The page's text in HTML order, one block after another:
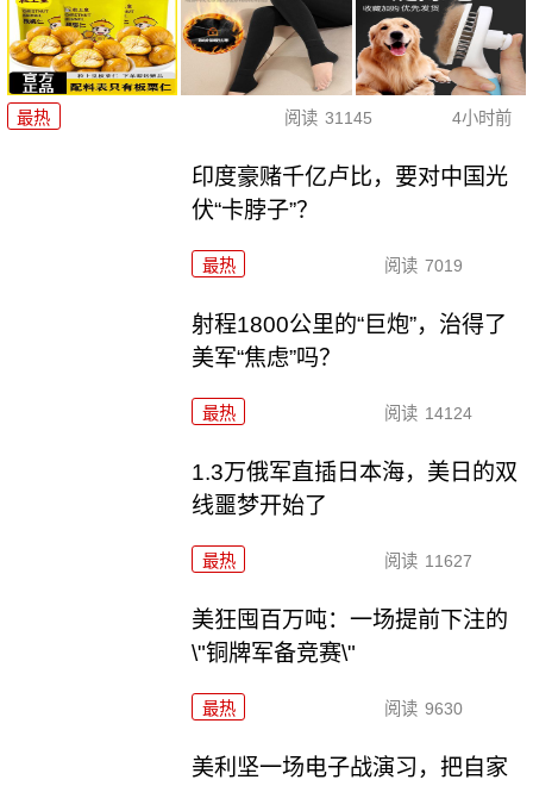
最热 阅读 31145 4小时前
印度豪赌千亿卢比，要对中国光
伏“卡脖子”？
最热 阅读 7019
射程1800公里的“巨炮”，治得了
美军“焦虑”吗？
最热 阅读 14124
1.3万俄军直插日本海，美日的双
线噩梦开始了
最热 阅读 11627
美狂囤百万吨：一场提前下注的
\"铜牌军备竞赛\"
最热 阅读 9630
美利坚一场电子战演习，把自家